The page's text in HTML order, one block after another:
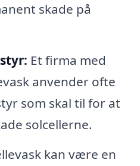
skade på
Et firma med
anvender ofte
som skal til for at
solcellerne.
kan være en